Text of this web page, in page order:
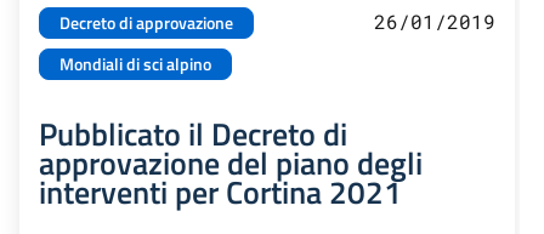
Decreto di approvazione
Mondiali di sci alpino
26/01/2019
Pubblicato il Decreto di
approvazione del piano degli
interventi per Cortina 2021